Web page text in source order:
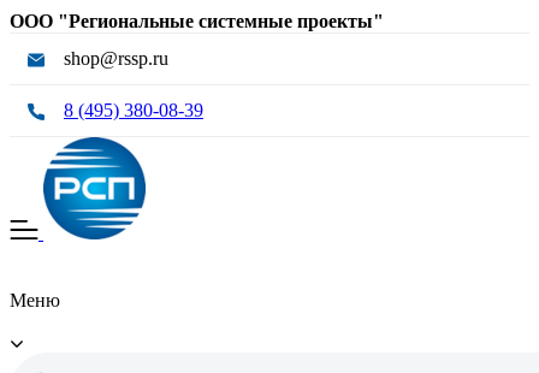
ООО "Региональные системные проекты"
shop@rssp.ru
8 (495) 380-08-39
Меню